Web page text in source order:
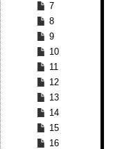
7
8
9
10
11
12
13
14
15
16